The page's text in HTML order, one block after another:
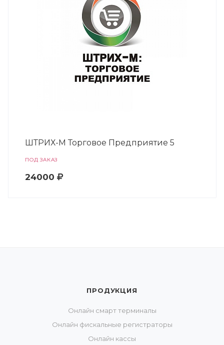
ШТРИХ-М Торговое Предприятие 5
ПОД ЗАКАЗ
24000
ПРОДУКЦИЯ
Онлайн смарт терминалы
Онлайн фискальные регистраторы
Онлайн кассы